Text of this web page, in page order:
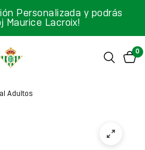
Personalizada y podrás
Maurice Lacroix!
0
Adultos